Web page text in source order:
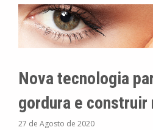
Nova tecnologia
gordura e construir
27 de Agosto de 2020